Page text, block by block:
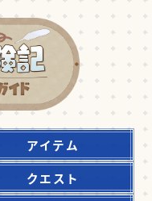
アイテム
クエスト